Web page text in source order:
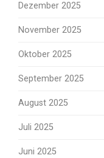
Dezember 2025
November 2025
Oktober 2025
September 2025
August 2025
Juli 2025
Juni 2025